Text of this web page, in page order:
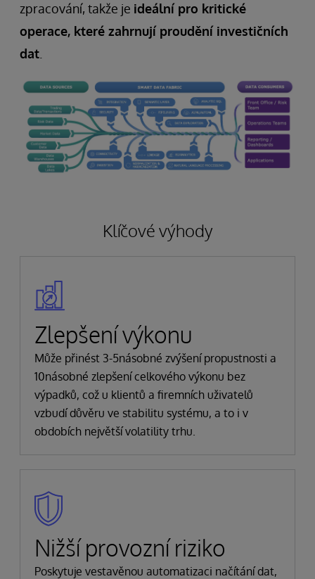
zpracování, takže je ideální pro kritické
operace, které zahrnují proudění investičních
dat
Klíčové výhody
Zlepšení výkonu
Může přinést 3-5násobné zvýšení propustnosti a
10násobné zlepšení celkového výkonu bez
výpadků, což u klientů a firemních uživatelů
vzbudí důvěru ve stabilitu systému, a to i v
obdobích největší volatility trhu.
Nižší provozní riziko
Poskytuje vestavěnou automatizaci načítání dat,